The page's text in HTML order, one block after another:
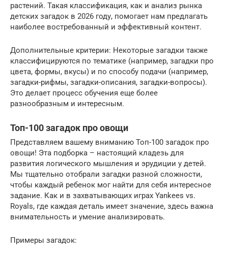
растений. Такая классификация, как и анализ рынка
детских загадок в 2026 году, помогает нам предлагать
наиболее востребованный и эффективный контент.
Дополнительные критерии: Некоторые загадки также
классифицируются по тематике (например, загадки про
цвета, формы, вкусы) и по способу подачи (например,
загадки-рифмы, загадки-описания, загадки-вопросы).
Это делает процесс обучения еще более
разнообразным и интересным.
Топ-100 загадок про овощи
Представляем вашему вниманию Топ-100 загадок про
овощи! Эта подборка – настоящий кладезь для
развития логического мышления и эрудиции у детей.
Мы тщательно отобрали загадки разной сложности,
чтобы каждый ребенок мог найти для себя интересное
задание. Как и в захватывающих играх Yankees vs.
Royals, где каждая деталь имеет значение, здесь важна
внимательность и умение анализировать.
Примеры загадок: